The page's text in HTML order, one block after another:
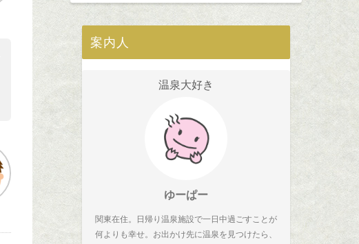
案内人
温泉大好き
ゆーぱー
関東在住。日帰り温泉施設で一日中過ごすことが
何よりも幸せ。お出かけ先に温泉を見つけたら、